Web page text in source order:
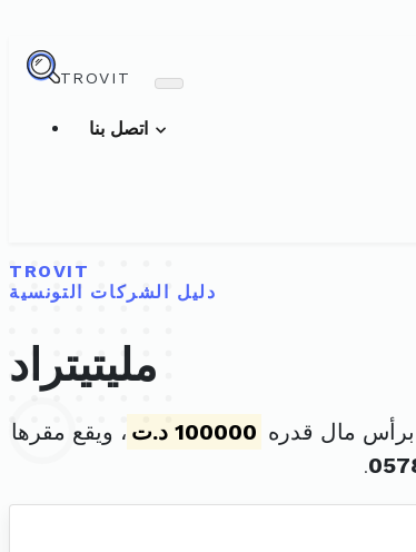
TROVIT
TROVIT
دليل الشركات التونسية
مليتيتراد
100000 د.ت
، ويقع مقرها
.